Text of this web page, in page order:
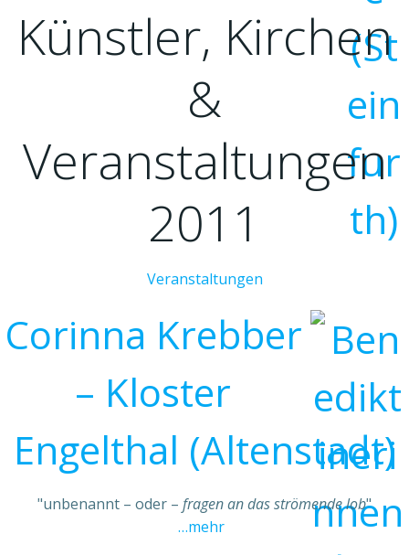
Künstler, Kirchen
&
Veranstaltungen
2011
Veranstaltungen
Corinna Krebber
– Kloster
Engelthal (Altenstadt)
"unbenannt – oder – fragen an das strömende lob"
…mehr